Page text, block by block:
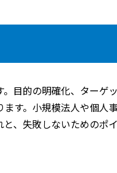
。目的の明確化、ターゲ
す。小規模法人や個人事
、失敗しないためのポ